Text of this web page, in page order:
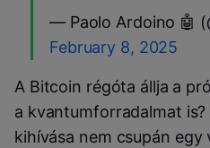
— Paolo Ardoino 🤖
February 8, 2025
A Bitcoin régóta állja a
a kvantumforradalmat is?
kihívása nem csupán egy